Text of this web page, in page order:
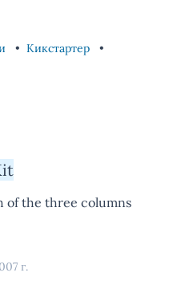
Кикстартер
of the three columns
г.